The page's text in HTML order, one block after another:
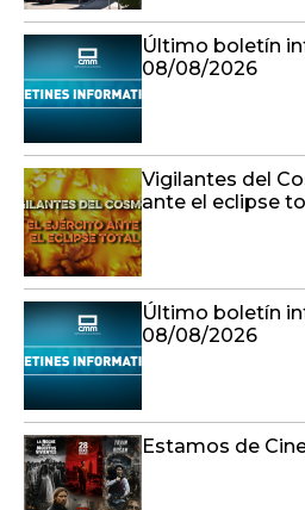
Último boletín
08/08/2026
Vigilantes del
ante el eclipse
Último boletín
08/08/2026
Estamos de